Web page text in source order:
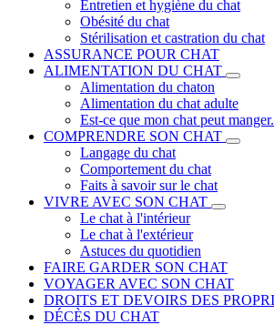
Entretien et hygiène du chat
Obésité du chat
Stérilisation et castration du chat
ASSURANCE POUR CHAT
ALIMENTATION DU CHAT
Alimentation du chaton
Alimentation du chat adulte
Est-ce que mon chat peut
COMPRENDRE SON CHAT
Langage du chat
Comportement du chat
Faits à savoir sur le chat
VIVRE AVEC SON CHAT
Le chat à l'intérieur
Le chat à l'extérieur
Astuces du quotidien
FAIRE GARDER SON CHAT
VOYAGER AVEC SON CHAT
DROITS ET DEVOIRS DES
DÉCÈS DU CHAT